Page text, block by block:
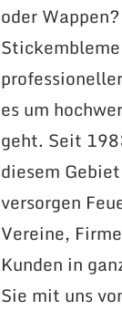
oder
es um
geht. Seit
diesem
versorgen
Vereine,
Kunden in
Sie mit uns